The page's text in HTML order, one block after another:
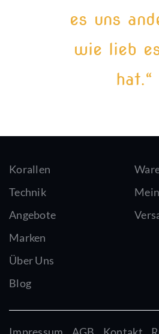
es uns
wie lieb
hat.“
Korallen
Technik
Angebote
Marken
Über Uns
Blog